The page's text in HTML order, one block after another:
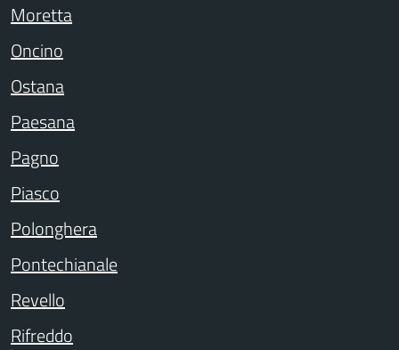
Moretta
Oncino
Ostana
Paesana
Pagno
Piasco
Polonghera
Pontechianale
Revello
Rifreddo